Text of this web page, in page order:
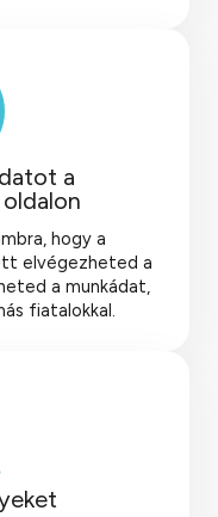
a
hogy a
elvégezheted a
a munkádat,
fiatalokkal.